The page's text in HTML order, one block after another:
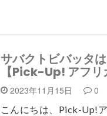
サバクトビバッタ
【Pick-Up! アフリ
2023年11月15日 0
こんにちは、Pick-Up!